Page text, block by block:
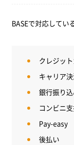
BASEで対応してい
クレジッ
キャリア
銀行振り
コンビニ
Pay-easy
後払い